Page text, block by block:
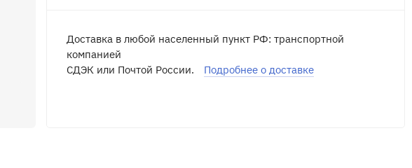
Доставка в любой населенный пункт РФ: транспортной
компанией
СДЭК или Почтой России.
Подробнее о доставке